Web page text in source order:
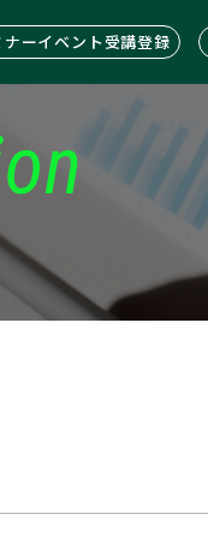
ナーイベント受講登録